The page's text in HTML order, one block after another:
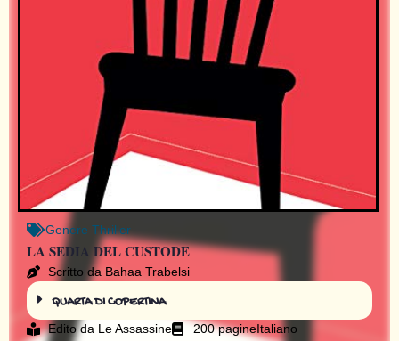
Genere Thriller
LA SEDIA DEL CUSTODE
Scritto da Bahaa Trabelsi
QUARTA DI COPERTINA
Edito da Le Assassine 200 pagineItaliano